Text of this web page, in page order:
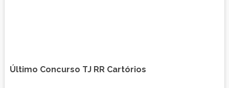
Último Concurso TJ RR Cartórios